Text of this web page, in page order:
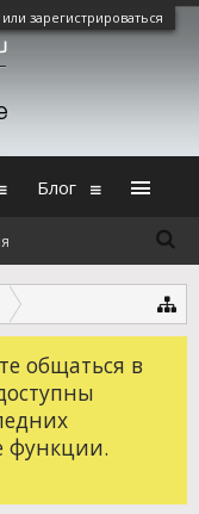
зарегистрироваться
общаться в
функции.
Блог